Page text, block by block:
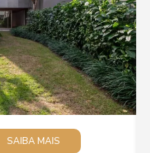
SAIBA MAIS